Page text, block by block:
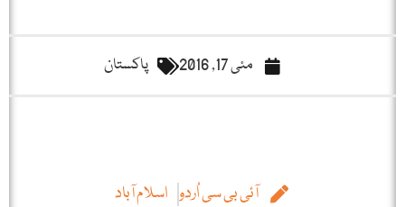
مئی 17, 2016 پاکستان
آئی بی سی اُردو اسلام آباد